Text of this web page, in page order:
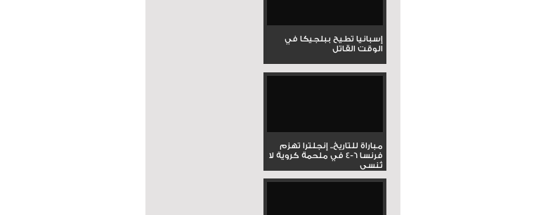
إسبانيا تطيح ببلجيكا في
الوقت القاتل
مباراة للتاريخ.. إنجلترا تهزم
فرنسا 6-4 في ملحمة كروية لا
تُنسى